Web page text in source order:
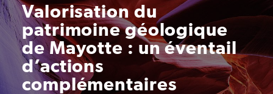
Valorisation du
patrimoine géologique
de Mayotte : un éventail
d’actions
complémentaires